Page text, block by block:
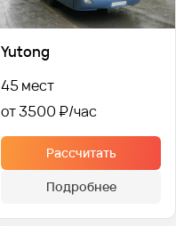
Yutong
45 мест
от 3500 ₽
Рассчитать
Подробнее